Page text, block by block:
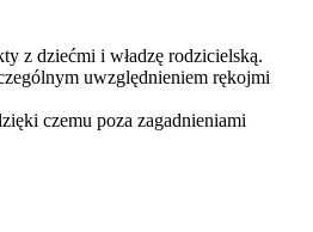
z dziećmi i władzę rodzicielską.
uwzględnieniem rękojmi
czemu poza zagadnieniami